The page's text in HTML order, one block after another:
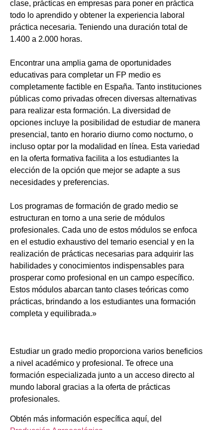
clase, prácticas en empresas para poner en práctica
todo lo aprendido y obtener la experiencia laboral
práctica necesaria. Teniendo una duración total de
1.400 a 2.000 horas.
Encontrar una amplia gama de oportunidades
educativas para completar un FP medio es
completamente factible en España. Tanto instituciones
públicas como privadas ofrecen diversas alternativas
para realizar esta formación. La diversidad de
opciones incluye la posibilidad de estudiar de manera
presencial, tanto en horario diurno como nocturno, o
incluso optar por la modalidad en línea. Esta variedad
en la oferta formativa facilita a los estudiantes la
elección de la opción que mejor se adapte a sus
necesidades y preferencias.
Los programas de formación de grado medio se
estructuran en torno a una serie de módulos
profesionales. Cada uno de estos módulos se enfoca
en el estudio exhaustivo del temario esencial y en la
realización de prácticas necesarias para adquirir las
habilidades y conocimientos indispensables para
prosperar como profesional en un campo específico.
Estos módulos abarcan tanto clases teóricas como
prácticas, brindando a los estudiantes una formación
completa y equilibrada.»
Estudiar un grado medio proporciona varios beneficios
a nivel académico y profesional. Te ofrece una
formación especializada junto a un acceso directo al
mundo laboral gracias a la oferta de prácticas
profesionales.
Obtén más información específica aquí, del